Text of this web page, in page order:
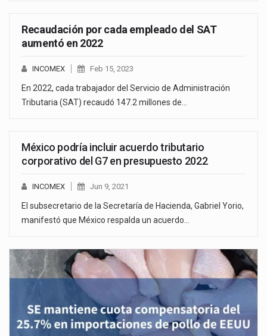
Recaudación por cada empleado del SAT
aumentó en 2022
INCOMEX Feb 15, 2023
En 2022, cada trabajador del Servicio de Administración
Tributaria (SAT) recaudó 147.2 millones de…
México podría incluir acuerdo tributario
corporativo del G7 en presupuesto 2022
INCOMEX Jun 9, 2021
El subsecretario de la Secretaría de Hacienda, Gabriel Yorio,
manifestó que México respalda un acuerdo…